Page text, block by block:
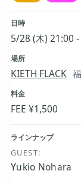
日時
5/28 (木) 21:00
場所
KIETH FLACK
料金
FEE ¥1,500
ラインナップ
GUEST:
Yukio Nohara